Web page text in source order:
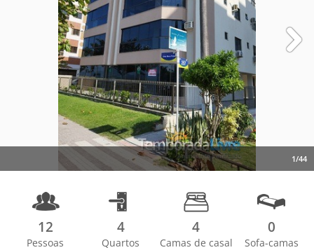
1/44
12
Pessoas
4
Quartos
4
Camas de casal
0
Sofa-camas